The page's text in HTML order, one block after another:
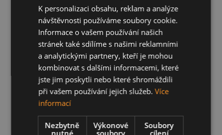
K personalizaci obsahu, reklam a analýze
návštěvnosti používáme soubory cookie.
Informace o vašem používání našich
stránek také sdílíme s našimi reklamními
a analytickými partnery, kteří je mohou
kombinovat s dalšími informacemi, které
jste jim poskytli nebo které shromáždili
při vašem používání jejich služeb.Více
informací
Nezbytně
nutné
Výkonové
soubory
Soubory
cílení